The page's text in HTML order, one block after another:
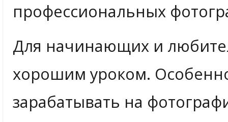
профессиональных
Для начинающих и
хорошим уроком.
зарабатывать на